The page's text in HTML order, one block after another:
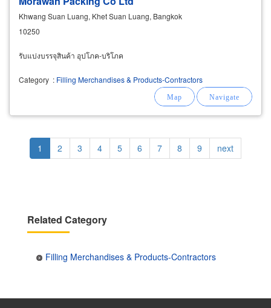
Khwang Suan Luang, Khet Suan Luang, Bangkok
10250
รับแบ่งบรรจุสินค้า อุปโภค-บริโภค
Category : Filling Merchandises & Products-Contractors
Pagination
Current
page
1 Page
2 Page
3 Page
4 Page
5 Page
6 Page
7 Page
8 Page
9
Next
page
next
Related Category
Filling Merchandises & Products-Contractors